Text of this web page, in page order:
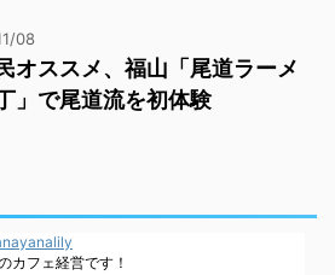
08
オススメ、福山「尾道ラーメ
」で尾道流を初体験
カフェ経営です！